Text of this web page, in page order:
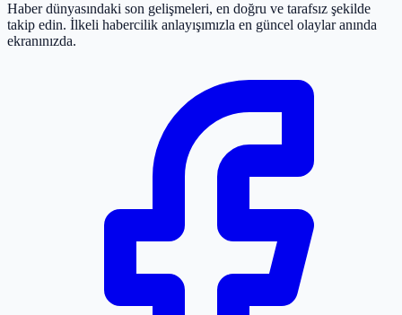
Haber dünyasındaki son gelişmeleri, en doğru ve tarafsız şekilde
takip edin. İlkeli habercilik anlayışımızla en güncel olaylar anında
ekranınızda.